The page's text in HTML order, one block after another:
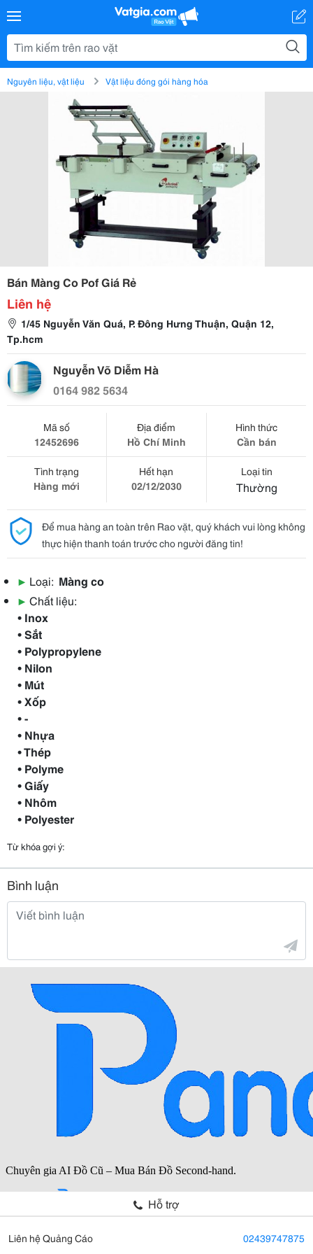
Nguyên liệu, vật liệu Vật liệu đóng gói hàng hóa
Bán Màng Co Pof Giá Rẻ
Liên hệ
1/45 Nguyễn Văn Quá, P. Đông Hưng Thuận, Quận 12,
Tp.hcm
Nguyễn Võ Diễm Hà
0164 982 5634
Mã số
12452696
Địa điểm
Hồ Chí Minh
Hình thức
Cần bán
Tình trạng
Hàng mới
Hết hạn
02/12/2030
Loại tin
Thường
Để mua hàng an toàn trên Rao vặt, quý khách vui lòng không
thực hiện thanh toán trước cho người đăng tin!
▶ Loại: Màng co
▶ Chất liệu:
• Inox
• Sắt
• Polypropylene
• Nilon
• Mút
• Xốp
• -
• Nhựa
• Thép
• Polyme
• Giấy
• Nhôm
• Polyester
Từ khóa gợi ý:
Bình luận
Hỗ trợ
Liên hệ Quảng Cáo 02439747875